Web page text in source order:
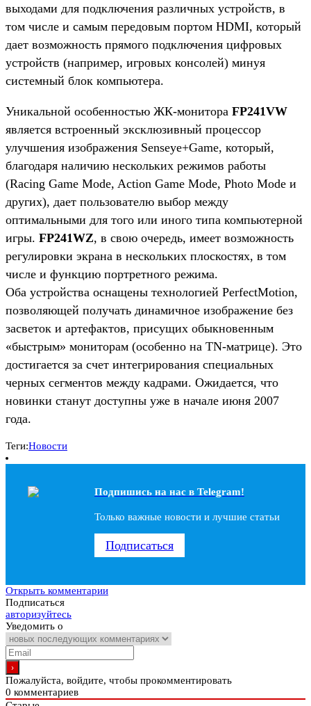
выходами для подключения различных устройств, в
том числе и самым передовым портом HDMI, который
дает возможность прямого подключения цифровых
устройств (например, игровых консолей) минуя
системный блок компьютера.
Уникальной особенностью ЖК-монитора FP241VW
является встроенный эксклюзивный процессор
улучшения изображения Senseye+Game, который,
благодаря наличию нескольких режимов работы
(Racing Game Mode, Action Game Mode, Photo Mode и
других), дает пользователю выбор между
оптимальными для того или иного типа компьютерной
игры. FP241WZ, в свою очередь, имеет возможность
регулировки экрана в нескольких плоскостях, в том
числе и функцию портретного режима.
Оба устройства оснащены технологией PerfectMotion,
позволяющей получать динамичное изображение без
засветок и артефактов, присущих обыкновенным
«быстрым» мониторам (особенно на TN-матрице). Это
достигается за счет интегрирования специальных
черных сегментов между кадрами. Ожидается, что
новинки станут доступны уже в начале июня 2007
года.
Теги:Новости
Подпишись на наc в Telegram!
Только важные новости и лучшие статьи
Подписаться
Открыть комментарии
Подписаться
авторизуйтесь
Уведомить о
Пожалуйста, войдите, чтобы прокомментировать
0 комментариев